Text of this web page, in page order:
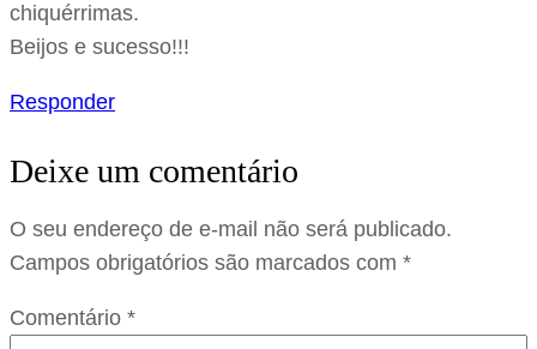
chiquérrimas.
Beijos e sucesso!!!
Responder
Deixe um comentário
O seu endereço de e-mail não será publicado.
Campos obrigatórios são marcados com *
Comentário *